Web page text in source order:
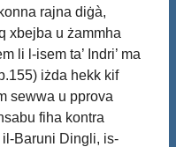
rajna diġà,
xbejba u żammha
li l-isem ta’ Indri’ ma
iżda hekk kif
sewwa u pprova
fiha kontra
il-Baruni Dingli, is-